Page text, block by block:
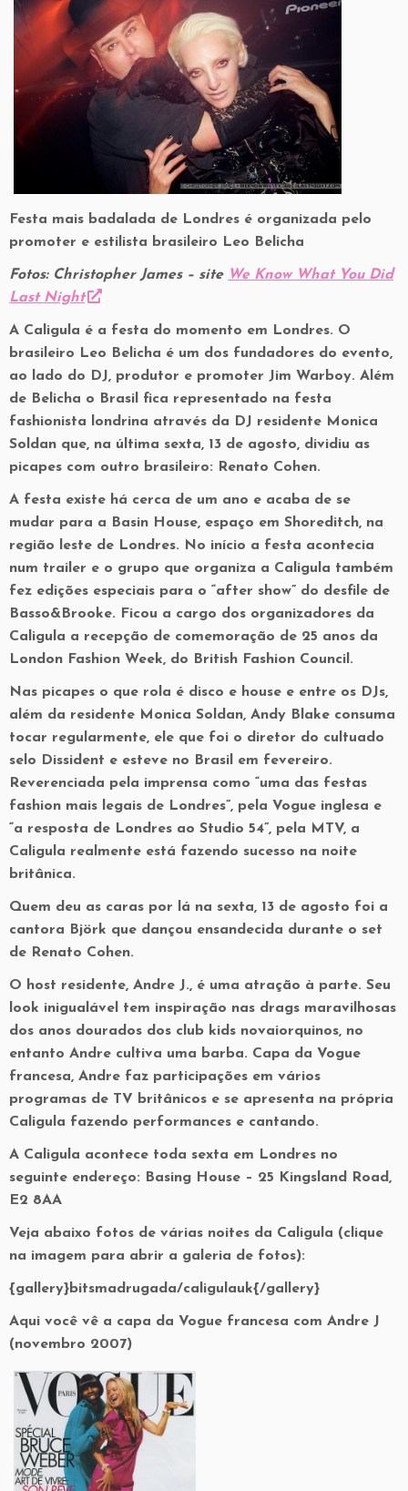
Festa mais badalada de Londres é organizada pelo
promoter e estilista brasileiro Leo Belicha
Fotos: Christopher James – site We Know What You Did
Last Night
A Caligula é a festa do momento em Londres. O
brasileiro Leo Belicha é um dos fundadores do evento,
ao lado do DJ, produtor e promoter Jim Warboy. Além
de Belicha o Brasil fica representado na festa
fashionista londrina através da DJ residente Monica
Soldan que, na última sexta, 13 de agosto, dividiu as
picapes com outro brasileiro: Renato Cohen.
A festa existe há cerca de um ano e acaba de se
mudar para a Basin House, espaço em Shoreditch, na
região leste de Londres. No início a festa acontecia
num trailer e o grupo que organiza a Caligula também
fez edições especiais para o “after show” do desfile de
Basso&Brooke. Ficou a cargo dos organizadores da
Caligula a recepção de comemoração de 25 anos da
London Fashion Week, do British Fashion Council.
Nas picapes o que rola é disco e house e entre os DJs,
além da residente Monica Soldan, Andy Blake consuma
tocar regularmente, ele que foi o diretor do cultuado
selo Dissident e esteve no Brasil em fevereiro.
Reverenciada pela imprensa como “uma das festas
fashion mais legais de Londres”, pela Vogue inglesa e
“a resposta de Londres ao Studio 54”, pela MTV, a
Caligula realmente está fazendo sucesso na noite
britânica.
Quem deu as caras por lá na sexta, 13 de agosto foi a
cantora Björk que dançou ensandecida durante o set
de Renato Cohen.
O host residente, Andre J., é uma atração à parte. Seu
look inigualável tem inspiração nas drags maravilhosas
dos anos dourados dos club kids novaiorquinos, no
entanto Andre cultiva uma barba. Capa da Vogue
francesa, Andre faz participações em vários
programas de TV britânicos e se apresenta na própria
Caligula fazendo performances e cantando.
A Caligula acontece toda sexta em Londres no
seguinte endereço: Basing House – 25 Kingsland Road,
E2 8AA
Veja abaixo fotos de várias noites da Caligula (clique
na imagem para abrir a galeria de fotos):
{gallery}bitsmadrugada/caligulauk{/gallery}
Aqui você vê a capa da Vogue francesa com Andre J
(novembro 2007)